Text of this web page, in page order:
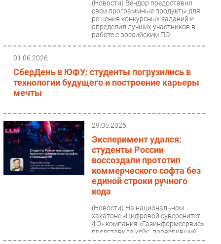
(Новости) Вендор предоставил
свои программные продукты для
решения конкурсных заданий и
определил лучших участников в
работе с российским ПО...
01.06.2026
СберДень в ЮФУ: студенты погрузились в
технологии будущего и построение карьеры
мечты
29.05.2026
Эксперимент удался:
студенты России
воссоздали прототип
коммерческого софта без
единой строки ручного
кода
(Новости) На национальном
хакатоне «Цифровой суверенитет
4.0» компания «Газинформсервис»
представила кейс, проверивший
границы AI-разработки....